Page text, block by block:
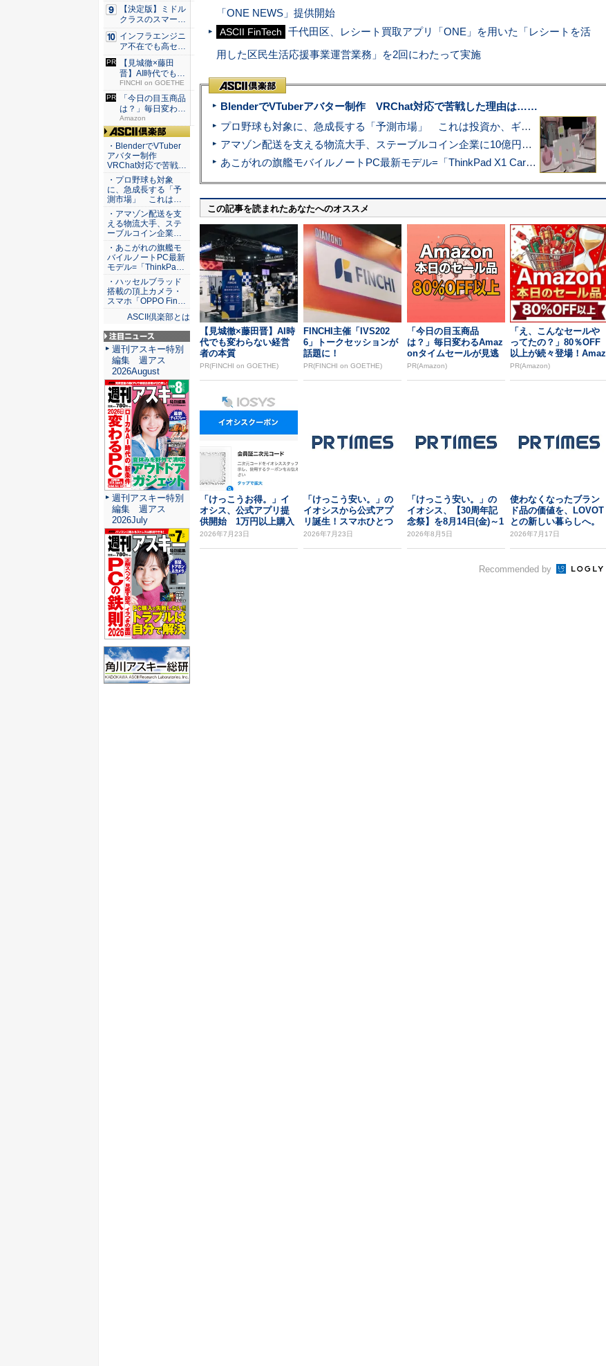
「ONE NEWS」提供開始
ASCII FinTech
千代田区、レシート買取アプリ「ONE」を用いた「レシートを活
用した区民生活応援事業運営業務」を2回にわたって実施
BlenderでVTuberアバター制作 VRChat対応で苦戦した理由は……
プロ野球も対象に、急成長する「予測市場」 これは投資か、ギャンブルか
アマゾン配送を支える物流大手、ステーブルコイン企業に10億円投資のワケ
あこがれの旗艦モバイルノートPC最新モデル=「ThinkPad X1 Carbon Gen 14 Aura Edition」実機レビュー
この記事を読まれたあなたへのオススメ
【見城徹×藤田晋】AI時
代でも変わらない経営
者の本質
PR(FINCHI on GOETHE)
FINCHI主催「IVS202
6」トークセッションが
話題に！
PR(FINCHI on GOETHE)
「今日の目玉商品
は？」毎日変わるAmaz
onタイムセールが見逃
せない
PR(Amazon)
「え、こんなセールや
ってたの？」80％OFF
以上が続々登場！Amaz
onの本気が...
PR(Amazon)
「けっこうお得。」イ
オシス、公式アプリ提
供開始 1万円以上購入
で1000円オフク...
2026年7月23日
「けっこう安い。」の
イオシスから公式アプ
リ誕生！スマホひとつ
でよりお得に！
2026年7月23日
「けっこう安い。」の
イオシス、【30周年記
念祭】を8月14日(金)～1
6日(日)...
2026年8月5日
使わなくなったブラン
ド品の価値を、LOVOT
との新しい暮らしへ。
～眠っているモノ...
2026年7月17日
Recommended by
【決定版】ミドル
クラスのスマート
フォンの...
インフラエンジニ
ア不在でも高セキ
ュリティ...
【見城徹×藤田
晋】AI時代でも変
わらない...
FINCHI on GOETHE
「今日の目玉商品
は？」毎日変わる
Amaz...
Amazon
ASCII倶楽部
・BlenderでVTuber
アバター制作
VRChat対応で苦戦…
・プロ野球も対象
に、急成長する「予
測市場」 これは…
・アマゾン配送を支
える物流大手、ステ
ーブルコイン企業…
・あこがれの旗艦モ
バイルノートPC最新
モデル=「ThinkPa…
・ハッセルブラッド
搭載の頂上カメラ・
スマホ「OPPO Fin…
ASCII倶楽部とは
注目ニュース
週刊アスキー特別
編集 週アス
2026August
週刊アスキー特別
編集 週アス
2026July